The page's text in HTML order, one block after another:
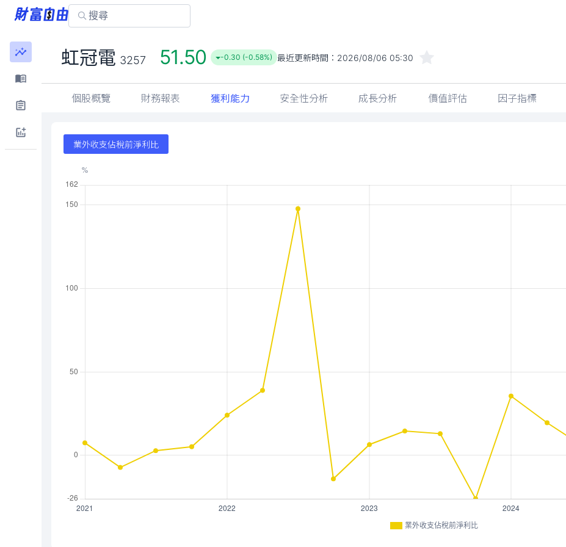
虹冠電 3257 51.50 -0.30 (-0.58%) 最近更新時間： 2026/08/06 05:30
個股概覽 財務報表 獲利能力 安全性分析 成長分析 價值評估 因子指標
業外收支佔稅前淨利比
業外收支佔稅前淨利比